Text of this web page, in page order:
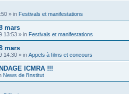
» in Festivals et manifestations
mars
13:53 » in Festivals et manifestations
mars
14:30 » in Appels à films et concours
ICMRA !!!
News de l'Institut